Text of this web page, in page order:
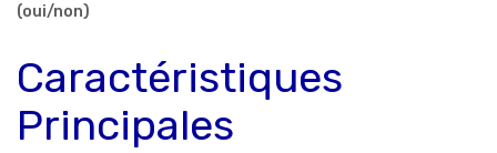
(oui/non)
Caractéristiques
Principales